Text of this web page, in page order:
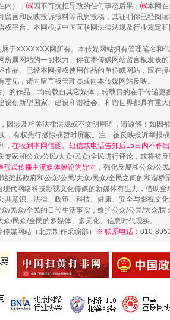
法徽映军营 权益有保障
内）； ⑸因不可抗拒导致的任何事态后果； ⑹本网
言和反映投诉报料等讯息投稿，其证明你已经阅
平台。本网根据中国互联网法律法规及行业规定
于XXXXXXX网所有。本传媒网站拥有管理笔名
属网站的一切权力。你在本传媒网站留言板发表
品。已经本网授权使用作品的单位或网站，应在
见，请向留言板管理员或向本传媒网站反映。
的作品，均转载自其它媒体，转载目的在于传递
创新型国家、建设和谐社会、和谐世界都具有重
因涉及相关法律法规或不文明用语，请谅解！如因
，有权先行撤除或暂时屏蔽。注：被反映投诉举报
， 在收到本网信函、短信或电话告知后15日内不作
家和公众/公民/大众/民众/全民进行评论，或将被
形式传播主流媒体舆论为导向 ，强化反腐和公众/公
架起政府和公众/公民/大众/民众/全民之间的和谐
代网络科技影视文化传媒的新媒体有生力，借助
意识、法律、政策、科技、健康、安全与影视文
/民众/全民的日常生活事实，维护公众/公民/大众/
/民众/全民的多媒体、多元化、信息时代现实。
媒网站（北京制作采编部） ※ 联系电话： 010-